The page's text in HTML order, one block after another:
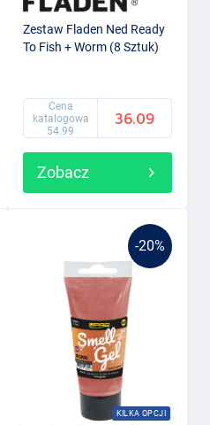
Zestaw Fladen Ned Ready
To Fish + Worm (8 Sztuk)
Cena
katalogowa
54.99
36.09
Zobacz
-20%
KILKA OPCJI